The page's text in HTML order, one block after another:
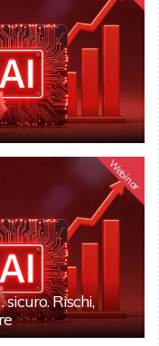
Webinar
Rischi,